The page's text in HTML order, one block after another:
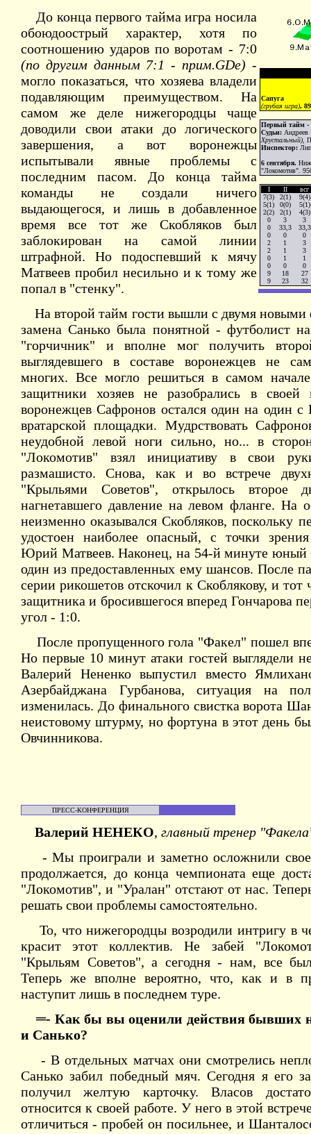
Сапуга
(грубая игра), 89
Первый тайм -
Судьи:
Хрустальный) ,
Инспектор:
6 сентября.
"Локомотив".
I II
всг
7(3)
5(1)
2(2)
0
0
0
2
2
0
0
9
9
2(1)
0(0)
2(1)
3
33,3
0
1
1
1
0
18
23
9(4)
5(1)
4(3)
3
33,3
0
3
3
1
0
27
32
До конца первого тайма игра носила
обоюдоострый характер, хотя по
соотношению ударов по воротам - 7:0
(по другим данным 7:1 - прим.GDe) -
могло показаться, что хозяева владели
подавляющим преимуществом. На
самом же деле нижегородцы чаще
доводили свои атаки до логического
завершения, а вот воронежцы
испытывали явные проблемы с
последним пасом. До конца тайма
команды не создали ничего
выдающегося, и лишь в добавленное
время все тот же Скобляков был
заблокирован на самой линии
штрафной. Но подоспевший к мячу
Матвеев пробил несильно и к тому же
попал в "стенку".
На второй тайм гости вышли с двумя новыми
замена Санько была понятной - футболист
"горчичник" и вполне мог получить
выглядевшего в составе воронежцев не
многих. Все могло решиться в самом
защитники хозяев не разобрались в
воронежцев Сафронов остался один на один
вратарской площадки. Мудрствовать
неудобной левой ноги сильно, но... в
"Локомотив" взял инициативу в свои
размашисто. Снова, как и во встрече
"Крыльями Советов", открылось второе
нагнетавшего давление на левом фланге. На
неизменно оказывался Скобляков, поскольку
удостоен наиболее опасный, с точки
Юрий Матвеев. Наконец, на 54-й минуте юный
один из предоставленных ему шансов. После
серии рикошетов отскочил к Скоблякову, и тот
защитника и бросившегося вперед Гончарова
угол - 1:0.
После пропущенного гола "Факел" пошел
Но первые 10 минут атаки гостей выглядели
Валерий Нененко выпустил вместо
Азербайджана Гурбанова, ситуация на
изменилась. До финального свистка ворота
неистовому штурму, но фортуна в этот день
Овчинникова.
ПРЕСС-КОНФЕРЕНЦИЯ
Валерий НЕНЕКО, главный тренер
- Мы проиграли и заметно осложнили
продолжается, до конца чемпионата еще
"Локомотив", и "Уралан" отстают от нас.
решать свои проблемы самостоятельно.
То, что нижегородцы возродили интригу в
красит этот коллектив. Не забей
"Крыльям Советов", а сегодня - нам, все
Теперь же вполне вероятно, что, как и в
наступит лишь в последнем туре.
═- Как бы вы оценили действия бывших
и Санько?
- В отдельных матчах они смотрелись
Санько забил победный мяч. Сегодня я его
получил желтую карточку. Власов
относится к своей работе. У него в этой
отличиться - пробей он посильнее, и